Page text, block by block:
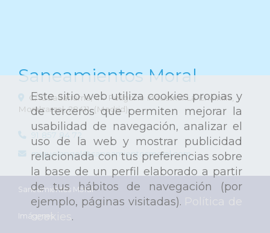
Este sitio web utiliza cookies propias y
de terceros que permiten mejorar la
usabilidad de navegación, analizar el
uso de la web y mostrar publicidad
relacionada con tus preferencias sobre
la base de un perfil elaborado a partir
de tus hábitos de navegación (por
ejemplo, páginas visitadas).
cookies .
Saneamientos Moral
C/ Guadarrama, 4 - Polígono industrial La Encinilla,
Moralzarzal,28411,(Madrid)
91 857 84 72
miguelangel
saneamientosmoral.com
Saneamientos Moral
Imágenes